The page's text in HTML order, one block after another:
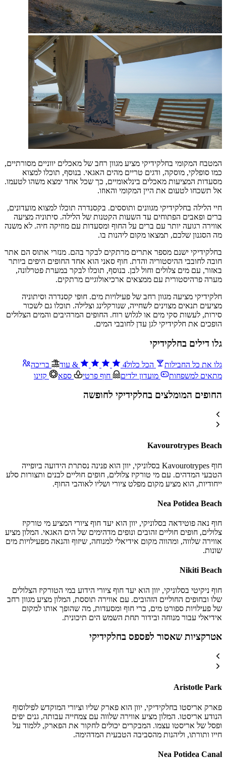
המטבח המקומי בחלקידיקי מציע מגוון רחב של מאכלים יווניים מסורתיים,
כמו סופלקי, מוסקה, ודגים טריים מהים האגאי. בנוסף, תוכלו למצוא
מסעדות המציעות מאכלים בינלאומיים, כך שכל אחד ימצא משהו לטעמו.
אל תשכחו לטעום את היין המקומי והאוזו.
חיי הלילה בחלקידיקי מגוונים ותוססים. בקסנדרה תוכלו למצוא מועדונים,
ברים ופאבים הפתוחים עד השעות הקטנות של הלילה. סיתוניה מציעה
אווירה רגועה יותר עם ברים על החוף ומסעדות עם מוזיקה חיה. לא משנה
מה הסגנון שלכם, תמצאו מקום ליהנות בו.
בחלקידיקי ישנם מספר אתרים מרתקים לבקר בהם. מנזרי אתוס הם אתר
חובה לחובבי ההיסטוריה והדת. חוף סאני הוא אחד החופים היפים ביותר
באזור, עם מים צלולים וחול לבן. בנוסף, תוכלו לבקר במערת פטרלונה,
מערה פרהיסטורית עם ממצאים ארכיאולוגיים מרתקים.
חלקידיקי מציעה מגוון רחב של פעילויות מים. חופי קסנדרה וסיתוניה
מציעים תנאים מצוינים לשחייה, שנורקלינג וצלילה. תוכלו גם לשכור
סירות, לעשות סקי מים או לגלוש רוח. החופים המרהיבים והמים הצלולים
הופכים את חלקידיקי לגן עדן לחובבי המים.
גלו דילים בחלקידיקי
גלו את כל החבילות הכל כלול4
& עוד
בריכה
מתאים למשפחות
מועדון ילדים חוף פרטי ספא קזינו
החופים המומלצים בחלקידיקי לחופשה
Kavourotrypes Beach
חוף Kavourotrypes בסלוניקי, יוון הוא פנינה נסתרת הידועה ביופייה
הטבעי המדהים. עם מי טורקיז צלולים, חופים חוליים לבנים ותצורות סלע
ייחודיות, הוא מציע מקום מפלט ציורי ושליו לאוהבי החוף.
Nea Potidea Beach
חוף נאה פוטידאה בסלוניקי, יוון הוא יעד חוף ציורי המציע מי טורקיז
צלולים, חופים חוליים זהובים ונופים מדהימים של הים האגאי. המלון מציע
אווירה שלווה, ומהווה מקום אידיאלי למנוחה, שיזוף והנאה מפעילויות מים
שונות.
Nikiti Beach
חוף ניקיטי בסלוניקי, יוון הוא יעד חוף ציורי הידוע במי הטורקיז הצלולים
שלו ובחופים החוליים הזהובים. עם אווירה תוססת, המלון מציע מגוון רחב
של פעילויות ספורט מים, ברי חוף ומסעדות, מה שהופך אותו למקום
אידיאלי עבור מנוחה ובידור תחת השמש הים תיכונית.
אטרקציות שאסור לפספס בחלקידיקי
Aristotle Park
פארק אריסטו בחלקידיקי, יוון הוא פארק שליו וציורי המוקדש לפילוסוף
הנודע אריסטו. המלון מציע אווירה שלווה עם צמחייה עבותה, גנים יפים
ופסל של אריסטו עצמו. המבקרים יכולים לחקור את הפארק, ללמוד על
חייו ותורתו, וליהנות מהסביבה הטבעית המדהימה.
Nea Potidea Canal